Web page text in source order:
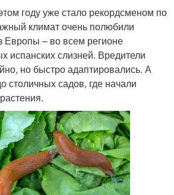
году уже стало рекордсменом по
климат очень полюбили
Европы – во всем регионе
испанских слизней. Вредители
но быстро адаптировались. А
столичных садов, где начали